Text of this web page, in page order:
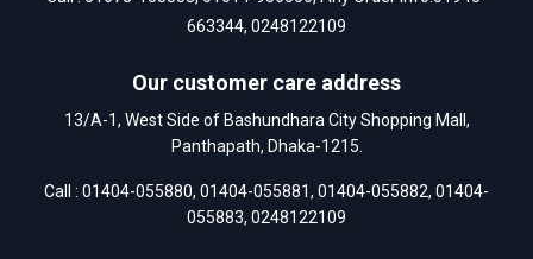
663344, 0248122109
Our customer care address
13/A-1, West Side of Bashundhara City Shopping Mall,
Panthapath, Dhaka-1215.
Call : 01404-055880, 01404-055881, 01404-055882, 01404-
055883, 0248122109